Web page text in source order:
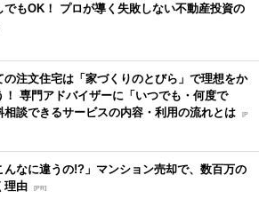
でもOK！ プロが導く失敗しない不動産投資の
の注文住宅は「家づくりのとびら」で理想をか
！ 専門アドバイザーに「いつでも・何度で
相談できるサービスの内容・利用の流れとは [P
んなに違うの!?」マンション売却で、数百万の
理由 [PR]